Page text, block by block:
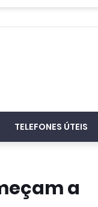
TELEFONES ÚTEIS
a